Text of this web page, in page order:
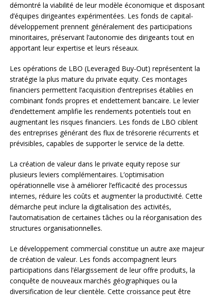
démontré la viabilité de leur modèle économique et disposant
d’équipes dirigeantes expérimentées. Les fonds de capital-
développement prennent généralement des participations
minoritaires, préservant l’autonomie des dirigeants tout en
apportant leur expertise et leurs réseaux.
Les opérations de LBO (Leveraged Buy-Out) représentent la
stratégie la plus mature du private equity. Ces montages
financiers permettent l’acquisition d’entreprises établies en
combinant fonds propres et endettement bancaire. Le levier
d’endettement amplifie les rendements potentiels tout en
augmentant les risques financiers. Les fonds de LBO ciblent
des entreprises générant des flux de trésorerie récurrents et
prévisibles, capables de supporter le service de la dette.
La création de valeur dans le private equity repose sur
plusieurs leviers complémentaires. L’optimisation
opérationnelle vise à améliorer l’efficacité des processus
internes, réduire les coûts et augmenter la productivité. Cette
démarche peut inclure la digitalisation des activités,
l’automatisation de certaines tâches ou la réorganisation des
structures organisationnelles.
Le développement commercial constitue un autre axe majeur
de création de valeur. Les fonds accompagnent leurs
participations dans l’élargissement de leur offre produits, la
conquête de nouveaux marchés géographiques ou la
diversification de leur clientèle. Cette croissance peut être